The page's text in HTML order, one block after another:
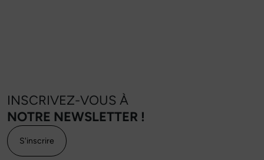
INSCRIVEZ-VOUS À
NOTRE NEWSLETTER !
S'inscrire